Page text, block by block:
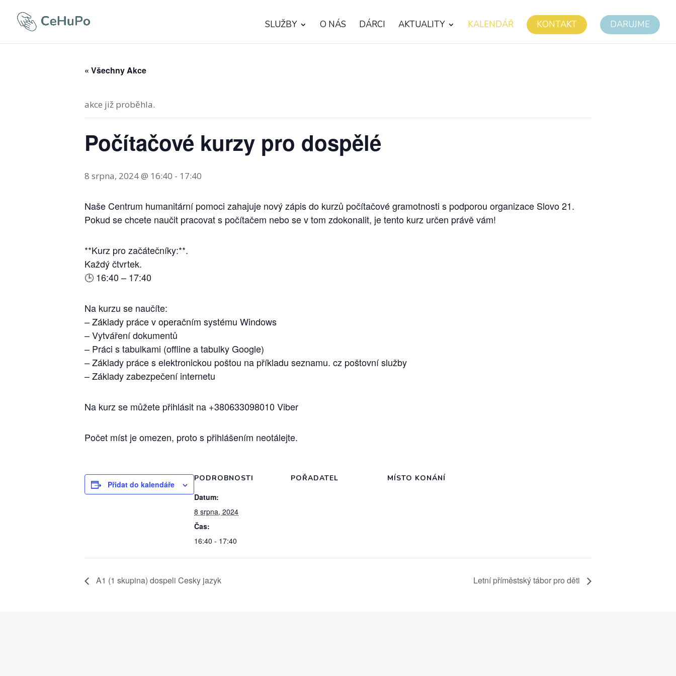
SLUŽBY O NÁS DÁRCI AKTUALITY KALENDÁŘ KONTAKT DARUJME
« Všechny Akce
akce již proběhla.
Počítačové kurzy pro dospělé
8 srpna, 2024 @ 16:40 - 17:40
Naše Centrum humanitární pomoci zahajuje nový zápis do kurzů počítačové gramotnosti s podporou organizace Slovo 21.
Pokud se chcete naučit pracovat s počítačem nebo se v tom zdokonalit, je tento kurz určen právě vám!
**Kurz pro začátečníky:**.
Každý čtvrtek.
🕒 16:40 – 17:40
Na kurzu se naučíte:
– Základy práce v operačním systému Windows
– Vytváření dokumentů
– Práci s tabulkami (offline a tabulky Google)
– Základy práce s elektronickou poštou na příkladu seznamu. cz poštovní služby
– Základy zabezpečení internetu
Na kurz se můžete přihlásit na +380633098010 Viber
Počet míst je omezen, proto s přihlášením neotálejte.
Přidat do kalendáře
PODROBNOSTI
Datum:
8 srpna, 2024
Čas:
16:40 - 17:40
POŘADATEL MÍSTO KONÁNÍ
A1 (1 skupina) dospeli Cesky jazyk Letní příměstský tábor pro děti